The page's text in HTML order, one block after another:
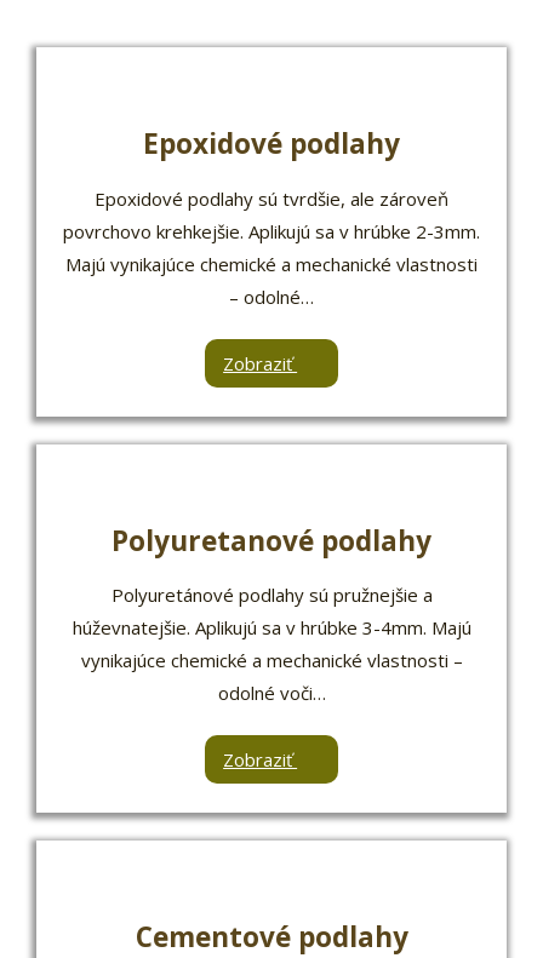
Epoxidové podlahy
Epoxidové podlahy sú tvrdšie, ale zároveň
povrchovo krehkejšie. Aplikujú sa v hrúbke 2-3mm.
Majú vynikajúce chemické a mechanické vlastnosti
– odolné…
Zobraziť
Polyuretanové podlahy
Polyuretánové podlahy sú pružnejšie a
húževnatejšie. Aplikujú sa v hrúbke 3-4mm. Majú
vynikajúce chemické a mechanické vlastnosti –
odolné voči…
Zobraziť
Cementové podlahy